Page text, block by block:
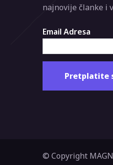
najnovije članke i
Email Adresa
© Copyright